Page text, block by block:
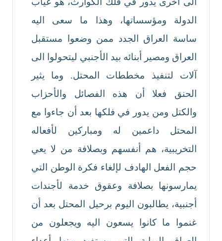
الدولة ومؤسساتها، وهذا ما سعى اليه
ساسة العراق الجدد ممن وضعوا مستقبل
العراق ومصير أبنائه بيد الأجنبي ليتحولوا الى
آلات لتنفيذ مخططات المحتل. وما يثير
الحنق فعلا أن هذه الفصائل والأحزاب
والكتل ومن يدور في فلكها بعد أن جاءوا مع
المحتل داعمين له ومباركين لأفعاله
التخريبية، هم أنفسهم وبصلافة من لا يعي
حجم الفعل الهادف لإلغاء فكرة الوطن التي
يمارسونها بصلافة وعقوق خدمة لأجندات
أجنبية، يطالبون اليوم برحيل المحتل بعد أن
غنموا ما كانوا يسعون اليه ويجعلون من